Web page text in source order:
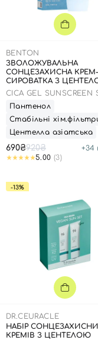
BENTON
ЗВОЛОЖУВАЛЬНА
СОНЦЕЗАХИСНА КРЕМ-
СИРОВАТКА З
ДО: 12.03.2028 РОКУ, 50
CICA GEL SUNSCREEN
SPF50/PA++++
Пантенол
Стабільні
Центелла азіатська
690₴920₴ +34
5.00 (3)
-13%
DR.CEURACLE
НАБІР
КРЕМІВ З ЦЕНТЕЛОЮ